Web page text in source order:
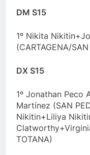
DM S15
1º Nikita
(CARTAGENA/SAN
DX S15
1º Jonathan Peco
Martínez (SAN
Nikitin+Liliya
TOTANA)